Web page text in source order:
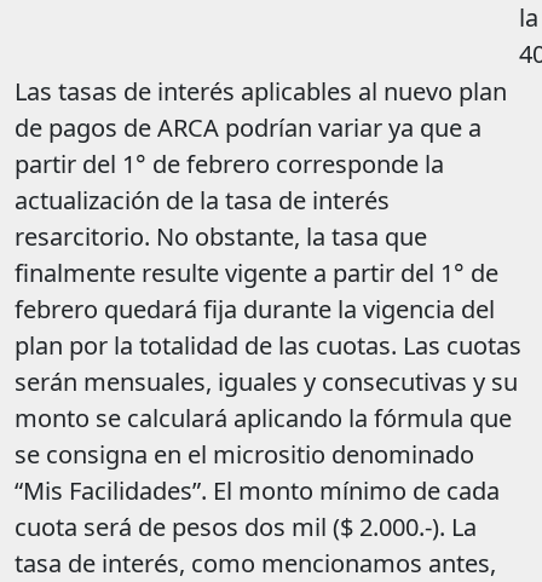
Las tasas de interés aplicables al nuevo plan
de pagos de ARCA podrían variar ya que a
partir del 1° de febrero corresponde la
actualización de la tasa de interés
resarcitorio. No obstante, la tasa que
finalmente resulte vigente a partir del 1° de
febrero quedará fija durante la vigencia del
plan por la totalidad de las cuotas. Las cuotas
serán mensuales, iguales y consecutivas y su
monto se calculará aplicando la fórmula que
se consigna en el micrositio denominado
“Mis Facilidades”. El monto mínimo de cada
cuota será de pesos dos mil ($ 2.000.-). La
tasa de interés, como mencionamos antes,